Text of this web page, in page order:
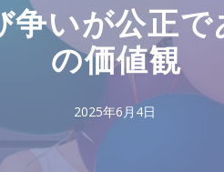
いが公正
の価値観
2025年6月4日